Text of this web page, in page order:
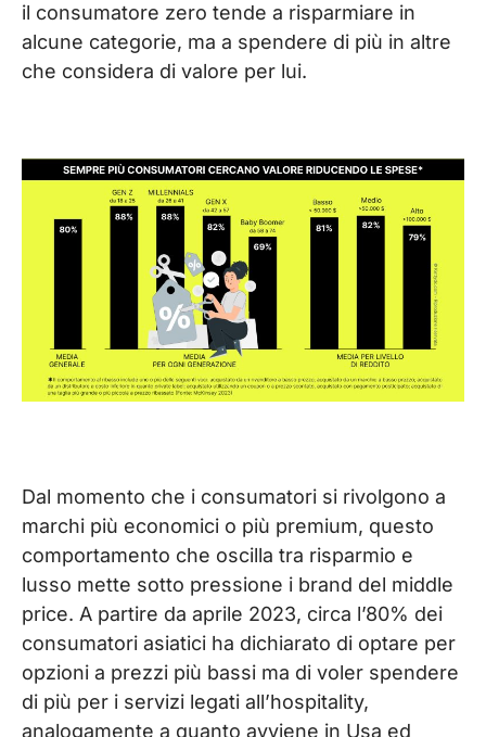
il consumatore zero tende a risparmiare in
alcune categorie, ma a spendere di più in altre
che considera di valore per lui.
Dal momento che i consumatori si rivolgono a
marchi più economici o più premium, questo
comportamento che oscilla tra risparmio e
lusso mette sotto pressione i brand del middle
price. A partire da aprile 2023, circa l’80% dei
consumatori asiatici ha dichiarato di optare per
opzioni a prezzi più bassi ma di voler spendere
di più per i servizi legati all’hospitality,
analogamente a quanto avviene in Usa ed